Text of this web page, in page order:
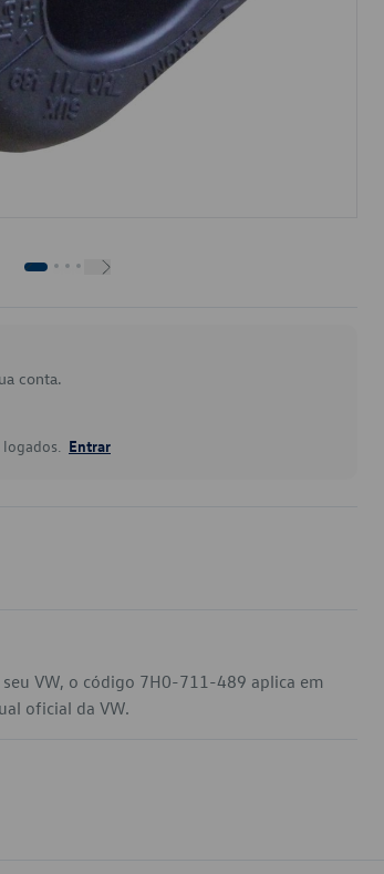
conta.
Entrar
VW, o código 7H0-711-489 aplica em
oficial da VW.